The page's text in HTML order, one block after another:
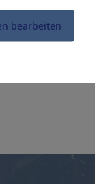
bearbeiten